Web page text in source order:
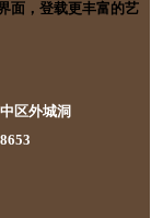
面，登载更丰富的艺
区外城洞